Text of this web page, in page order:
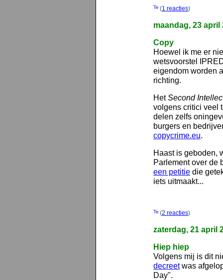
(1 reacties)
maandag, 23 april
Copy
Hoewel ik me er
wetsvoorstel
eigendom worden
richting.
HetSecond
volgens critici veel
delen zelfs
burgers en
copycrime.eu.
Haast is geboden,
Parlement over de
een petitie die
iets uitmaakt...
(2 reacties)
zaterdag, 21 april
Hiep hiep
Volgens mij is dit
decreetwas
Day".